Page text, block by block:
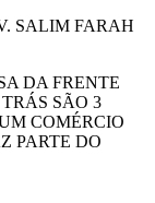
SALIM FARAH
DA FRENTE
SÃO 3
COMÉRCIO
PARTE DO